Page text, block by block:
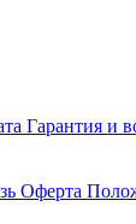
Гарантия и
Оферта